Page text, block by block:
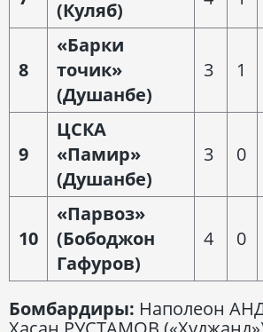
(Куляб)
8
«Барки
точик»
(Душанбе)
3 1
9
ЦСКА
«Памир»
(Душанбе)
3 0
10
«Парвоз»
(Бободжон
Гафуров)
4 0
Бомбардиры: Наполеон